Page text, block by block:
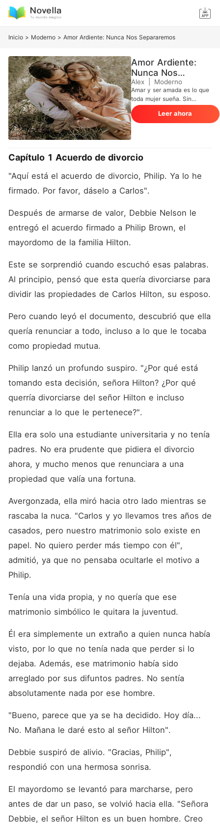
Inicio > Moderno > Amor Ardiente: Nunca Nos Separaremos
Amor Ardiente:
Nunca Nos
Separaremos
Alex Moderno
Amar y ser amada es lo que
toda mujer sueña. Sin
embargo, lo único que
Debbie quería era el
divorcio. Llevaba tres años
casada con Carlos, un joven
siquiera había visto la cara.
Cuando por fin decidió poner
ir en busca de la felicidad
verdadera, apareció su
supuesto marido y le pidió
A partir de entonces, Carlos
se sentía increíblemente
atraído por el espíritu libre y
a poco, lo que había entre
ellos se iba a convirtiéndose
en una atracción
irrefrenable. Esto es una
amor donde descubrirá que,
a veces, el amor no está
muy lejos de cada uno de
Leer ahora
Capítulo 1 Acuerdo de divorcio
"Aquí está el acuerdo de divorcio, Philip. Ya lo he
firmado. Por favor, dáselo a Carlos".
Después de armarse de valor, Debbie Nelson le
entregó el acuerdo firmado a Philip Brown, el
mayordomo de la familia Hilton.
Este se sorprendió cuando escuchó esas palabras.
Al principio, pensó que esta quería divorciarse para
dividir las propiedades de Carlos Hilton, su esposo.
Pero cuando leyó el documento, descubrió que ella
quería renunciar a todo, incluso a lo que le tocaba
como propiedad mutua.
Philip lanzó un profundo suspiro. "¿Por qué está
tomando esta decisión, señora Hilton? ¿Por qué
querría divorciarse del señor Hilton e incluso
renunciar a lo que le pertenece?".
Ella era solo una estudiante universitaria y no tenía
padres. No era prudente que pidiera el divorcio
ahora, y mucho menos que renunciara a una
propiedad que valía una fortuna.
Avergonzada, ella miró hacia otro lado mientras se
rascaba la nuca. "Carlos y yo llevamos tres años de
casados, pero nuestro matrimonio solo existe en
papel. No quiero perder más tiempo con él",
admitió, ya que no pensaba ocultarle el motivo a
Philip.
Tenía una vida propia, y no quería que ese
matrimonio simbólico le quitara la juventud.
Él era simplemente un extraño a quien nunca había
visto, por lo que no tenía nada que perder si lo
dejaba. Además, ese matrimonio había sido
arreglado por sus difuntos padres. No sentía
absolutamente nada por ese hombre.
"Bueno, parece que ya se ha decidido. Hoy día...
No. Mañana le daré esto al señor Hilton".
Debbie suspiró de alivio. "Gracias, Philip",
respondió con una hermosa sonrisa.
El mayordomo se levantó para marcharse, pero
antes de dar un paso, se volvió hacia ella. "Señora
Debbie, el señor Hilton es un buen hombre. Creo